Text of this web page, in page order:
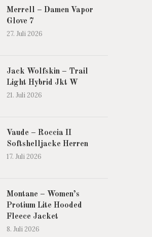
Merrell – Damen Vapor
Glove 7
27. Juli 2026
Jack Wolfskin – Trail
Light Hybrid Jkt W
21. Juli 2026
Vaude – Roccia II
Softshelljacke Herren
17. Juli 2026
Montane – Women’s
Protium Lite Hooded
Fleece Jacket
8. Juli 2026